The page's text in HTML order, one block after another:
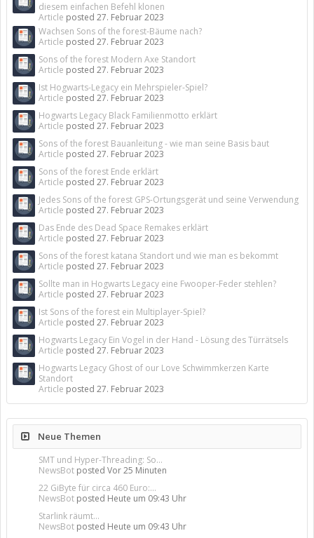
diesem einfachen Befehl klonen
Article posted 27. Februar 2023
Wachsen Sons of the forest-Bäume nach?
Article posted 27. Februar 2023
Sons of the forest Modern Axe Standort
Article posted 27. Februar 2023
Ist Hogwarts-Legacy ein Mehrspieler-Spiel?
Article posted 27. Februar 2023
Hogwarts Legacy Black Familienmotto erklärt
Article posted 27. Februar 2023
Sons of the forest Bauanleitung - wie man seine Basis baut
Article posted 27. Februar 2023
Sons of the forest Ende erklärt
Article posted 27. Februar 2023
Jedes Sons of the forest GPS-Ortungsgerät und seine Verwendung
Article posted 27. Februar 2023
Das Ende des Dead Space Remakes erklärt
Article posted 27. Februar 2023
Sons of the forest katana Standort und wie man es bekommt
Article posted 27. Februar 2023
Sollte man in Hogwarts Legacy eine Fwooper-Feder stehlen?
Article posted 27. Februar 2023
Ist Sons of the forest ein Multiplayer-Spiel?
Article posted 27. Februar 2023
Hogwarts Legacy Ein Vogel in der Hand - Lösung des Türrätsels
Article posted 27. Februar 2023
Hogwarts Legacy Ghost of our Love Schwimmkerzen Karte
Standort
Article posted 27. Februar 2023
Neue Themen
SMT und Hyper-Threading: So...
NewsBot posted Vor 25 Minuten
22 GiByte für circa 460 Euro:...
NewsBot posted Heute um 09:43 Uhr
Starlink räumt...
NewsBot posted Heute um 09:43 Uhr